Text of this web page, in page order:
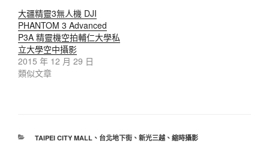
大疆精靈3無人機 DJI
PHANTOM 3 Advanced
P3A 精靈機空拍輔仁大學私
立大學空中攝影
2015 年 12 月 29 日
類似文章
TAIPEI CITY MALL、 台北地下街、 新光三越、 縮時攝影